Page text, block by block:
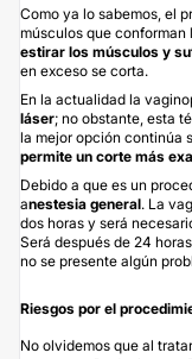
Como ya lo sabemos, el
músculos que
estirar los músculos y
en exceso se corta.
En la actualidad la
láser; no obstante, esta
la mejor opción continúa
permite un corte más
Debido a que es un
anestesia general. La
dos horas y será
Será después de 24
no se presente algún
Riesgos por el
No olvidemos que al